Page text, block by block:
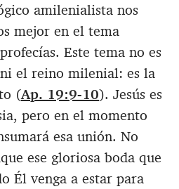
amilenialista nos
mejor en el tema
Este tema no es
el reino milenial: es la
(Ap. 19:9-10). Jesús es
pero en el momento
esa unión. No
ese gloriosa boda que
Él venga a estar para